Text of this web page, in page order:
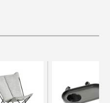
外気浴時に、星空の下で
すが、「浮いているみた
ました。